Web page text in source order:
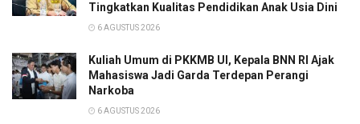
Tingkatkan Kualitas Pendidikan Anak Usia Dini
6 AGUSTUS 2026
Kuliah Umum di PKKMB UI, Kepala BNN RI Ajak
Mahasiswa Jadi Garda Terdepan Perangi
Narkoba
6 AGUSTUS 2026